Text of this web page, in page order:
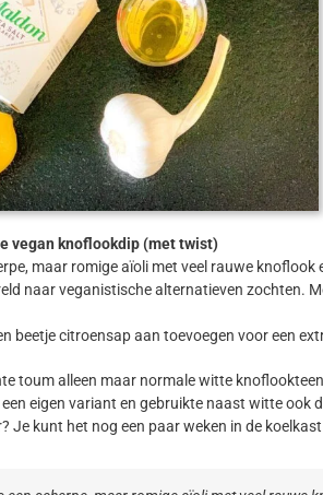
vegan knoflookdip (met twist)
maar romige aïoli met veel rauwe
naar veganistische alternatieven zochten.
beetje citroensap aan toevoegen voor een
toum alleen maar normale witte
eigen variant en gebruikte naast witte ook
Je kunt het nog een paar weken in de